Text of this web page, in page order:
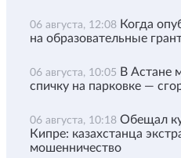
06 августа, 12:08 Когда
на образовательные
06 августа, 10:05 В Астане
спичку на парковке —
06 августа, 10:18 Обещал
Кипре: казахстанца
мошенничество